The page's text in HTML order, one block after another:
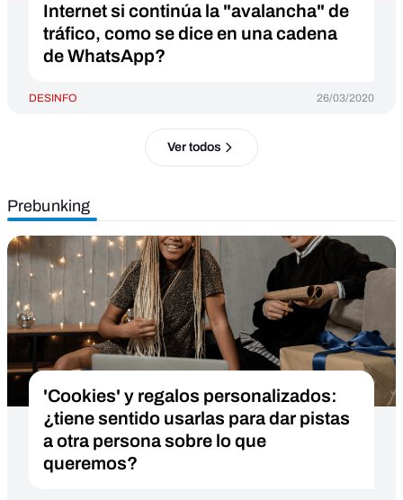
Internet si continúa la "avalancha" de
tráfico, como se dice en una cadena
de WhatsApp?
DESINFO 26/03/2020
Ver todos
Prebunking
'Cookies' y regalos personalizados:
¿tiene sentido usarlas para dar pistas
a otra persona sobre lo que
queremos?